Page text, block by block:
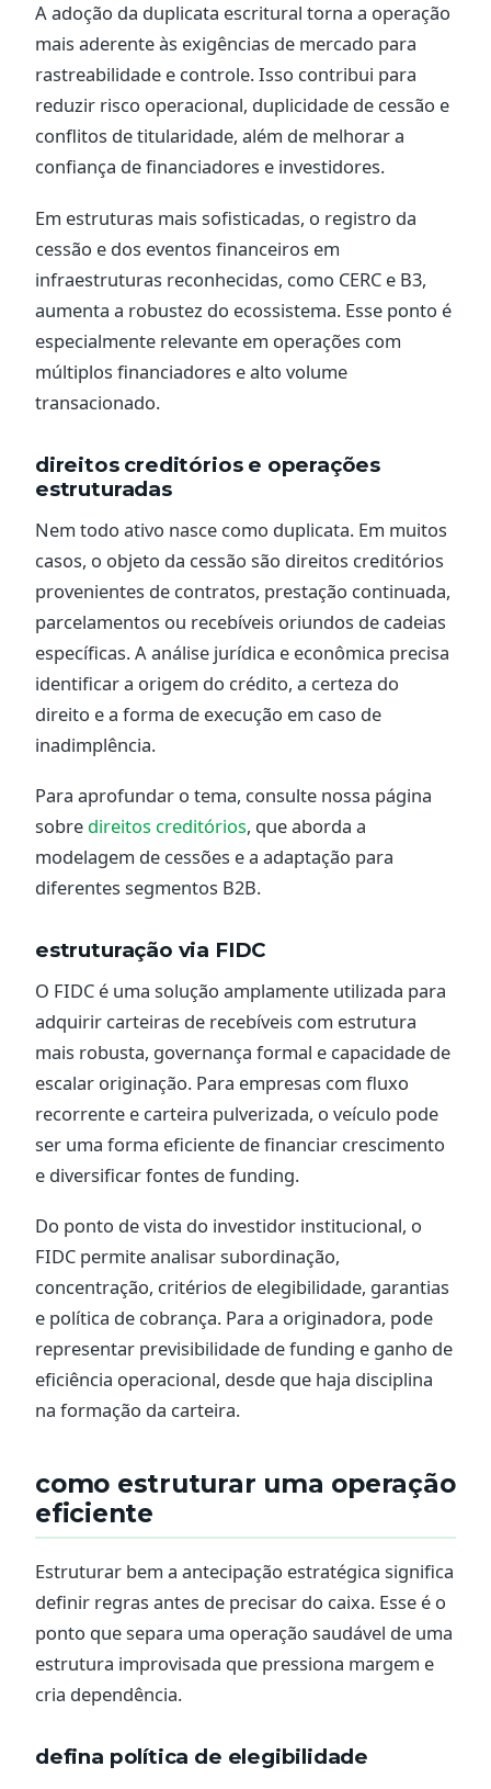
A adoção da duplicata escritural torna a operação
mais aderente às exigências de mercado para
rastreabilidade e controle. Isso contribui para
reduzir risco operacional, duplicidade de cessão e
conflitos de titularidade, além de melhorar a
confiança de financiadores e investidores.
Em estruturas mais sofisticadas, o registro da
cessão e dos eventos financeiros em
infraestruturas reconhecidas, como CERC e B3,
aumenta a robustez do ecossistema. Esse ponto é
especialmente relevante em operações com
múltiplos financiadores e alto volume
transacionado.
direitos creditórios e operações
estruturadas
Nem todo ativo nasce como duplicata. Em muitos
casos, o objeto da cessão são direitos creditórios
provenientes de contratos, prestação continuada,
parcelamentos ou recebíveis oriundos de cadeias
específicas. A análise jurídica e econômica precisa
identificar a origem do crédito, a certeza do
direito e a forma de execução em caso de
inadimplência.
Para aprofundar o tema, consulte nossa página
sobre direitos creditórios, que aborda a
modelagem de cessões e a adaptação para
diferentes segmentos B2B.
estruturação via FIDC
O FIDC é uma solução amplamente utilizada para
adquirir carteiras de recebíveis com estrutura
mais robusta, governança formal e capacidade de
escalar originação. Para empresas com fluxo
recorrente e carteira pulverizada, o veículo pode
ser uma forma eficiente de financiar crescimento
e diversificar fontes de funding.
Do ponto de vista do investidor institucional, o
FIDC permite analisar subordinação,
concentração, critérios de elegibilidade, garantias
e política de cobrança. Para a originadora, pode
representar previsibilidade de funding e ganho de
eficiência operacional, desde que haja disciplina
na formação da carteira.
como estruturar uma operação
eficiente
Estruturar bem a antecipação estratégica significa
definir regras antes de precisar do caixa. Esse é o
ponto que separa uma operação saudável de uma
estrutura improvisada que pressiona margem e
cria dependência.
defina política de elegibilidade